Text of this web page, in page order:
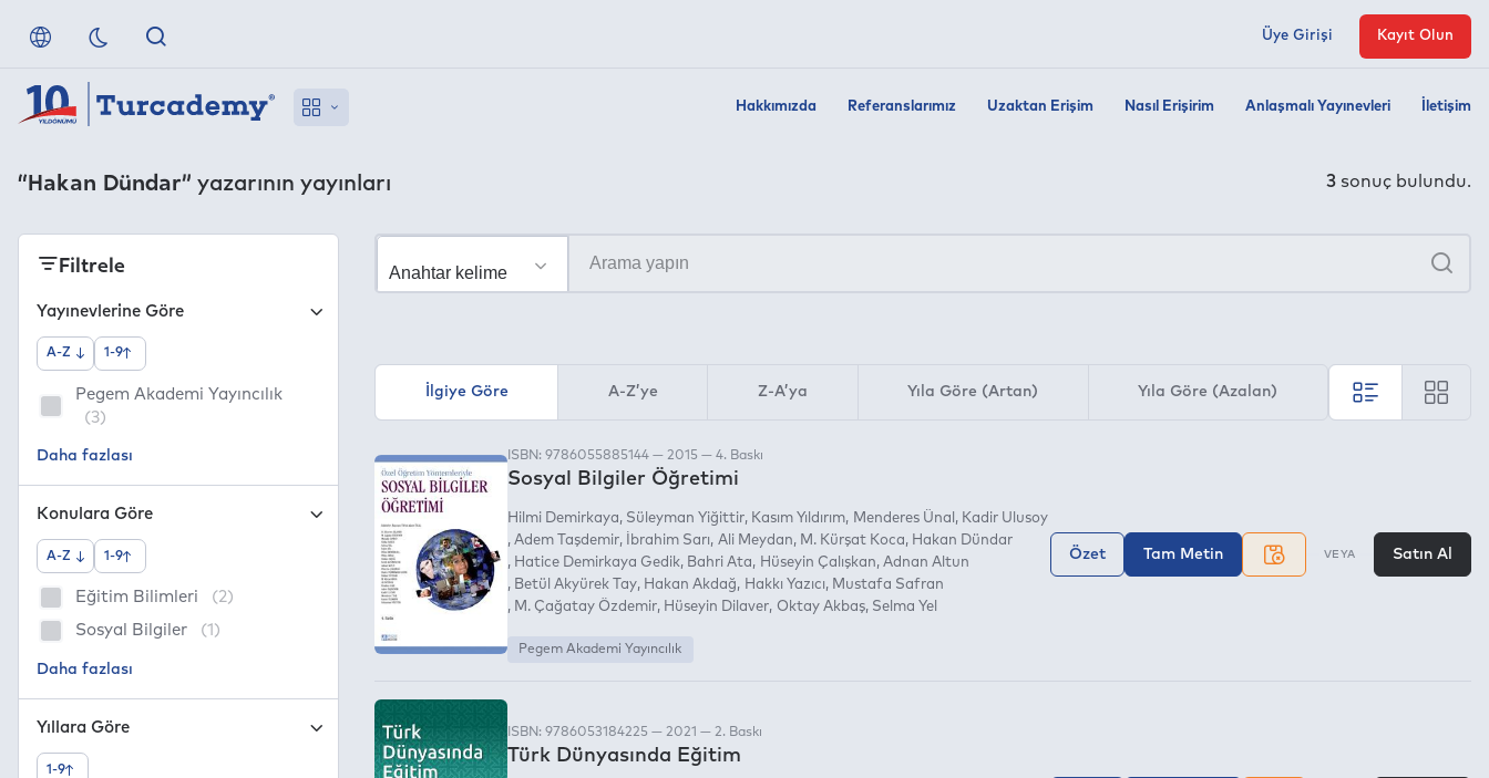
Hakkımızda Referanslarımız Uzaktan Erişim Nasıl Erişirim Anlaşmalı Yayınevleri İletişim
Üye Girişi Kayıt Olun
“Hakan Dündar” yazarının yayınları 3 sonuç bulundu.
Ara
İlgiye Göre A-Z’ye Z-A’ya Yıla Göre (Artan) Yıla Göre (Azalan)
ISBN: 9786055885144 — 2015 — 4. Baskı
Sosyal Bilgiler Öğretimi
Hilmi Demirkaya Süleyman Yiğittir Kasım Yıldırım Menderes Ünal
Kadir Ulusoy
Adem Taşdemir
İbrahim Sarı Ali Meydan M. Kürşat Koca
Hakan Dündar
Hatice Demirkaya Gedik
Bahri Ata Hüseyin Çalışkan Adnan Altun
Betül Akyürek Tay
Hakan Akdağ Hakkı Yazıcı
Mustafa Safran
M. Çağatay Özdemir
Hüseyin Dilaver Oktay Akbaş Selma Yel
Pegem Akademi Yayıncılık
Özet Tam Metin VEYA Satın Al
ISBN: 9786053184225 — 2021 — 2. Baskı
Türk Dünyasında Eğitim
Filtrele
Yayınevlerine Göre
A-Z 1-9
Pegem Akademi Yayıncılık
(3)
Konulara Göre
A-Z 1-9
Eğitim Bilimleri
(2)
Sosyal Bilgiler
(1)
Yıllara Göre
1-9